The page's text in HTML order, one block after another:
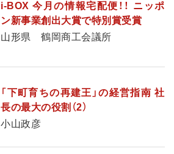
i-BOX 今月の情報宅配便！！ ニッポ
ン新事業創出大賞で特別賞受賞
山形県 鶴岡商工会議所
「下町育ちの再建王」の経営指南 社
長の最大の役割（2）
小山政彦